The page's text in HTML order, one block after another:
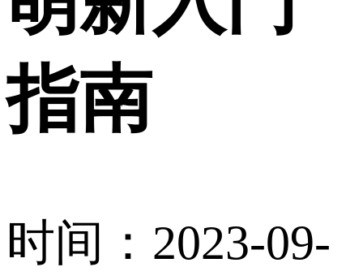
指南
时间：2023-09-